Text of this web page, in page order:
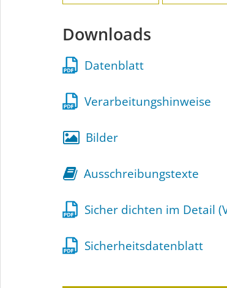
Downloads
Datenblatt
Verarbeitungshinweise
Bilder
Ausschreibungstexte
Sicher dichten im Detail
Sicherheitsdatenblatt